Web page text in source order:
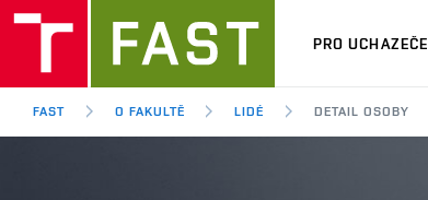
PRO UCHAZEČE
FAST O FAKULTĚ LIDÉ DETAIL OSOBY